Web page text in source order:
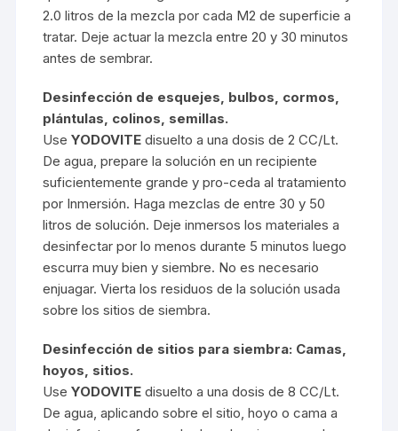
2.0 litros de la mezcla por cada M2 de superficie a
tratar. Deje actuar la mezcla entre 20 y 30 minutos
antes de sembrar.
Desinfección de esquejes, bulbos, cormos,
plántulas, colinos, semillas.
UseYODOVITE disuelto a una dosis de 2 CC/Lt.
De agua, prepare la solución en un recipiente
suficientemente grande y pro-ceda al tratamiento
por Inmersión. Haga mezclas de entre 30 y 50
litros de solución. Deje inmersos los materiales a
desinfectar por lo menos durante 5 minutos luego
escurra muy bien y siembre. No es necesario
enjuagar. Vierta los residuos de la solución usada
sobre los sitios de siembra.
Desinfección de sitios para siembra: Camas,
hoyos, sitios.
UseYODOVITE disuelto a una dosis de 8 CC/Lt.
De agua, aplicando sobre el sitio, hoyo o cama a